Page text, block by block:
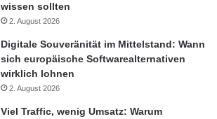
wissen sollten
2. August 2026
Digitale Souveränität im Mittelstand: Wann
sich europäische Softwarealternativen
wirklich lohnen
2. August 2026
Viel Traffic, wenig Umsatz: Warum